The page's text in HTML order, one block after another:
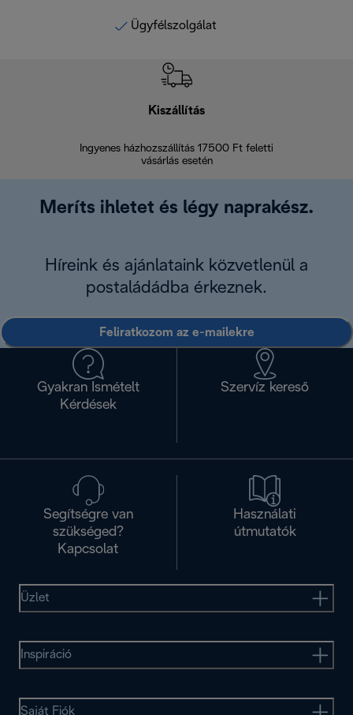
Ügyfélszolgálat
Kiszállítás
Ingyenes házhozszállítás 17500 Ft feletti
vásárlás esetén
Meríts ihletet és légy naprakész.
Híreink és ajánlataink közvetlenül a
postaládádba érkeznek.
Feliratkozom az e-mailekre
Gyakran Ismételt
Kérdések
Szervíz kereső
Segítségre van
szükséged?
Kapcsolat
Használati
útmutatók
Üzlet
Inspiráció
Saját Fiók